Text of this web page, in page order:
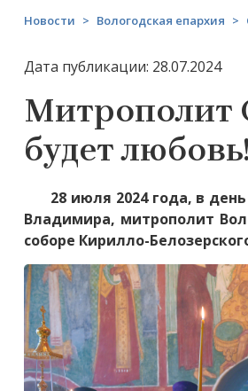
Новости > Вологодская епархия >
Дата публикации: 28.07.2024
Митрополит
будет
28 июля 2024 года, в
Владимира, митрополит
соборе Кирилло-